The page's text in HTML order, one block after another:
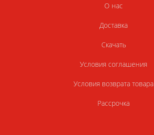
О нас
Доставка
Скачать
Условия соглашения
Условия возврата товара
Рассрочка